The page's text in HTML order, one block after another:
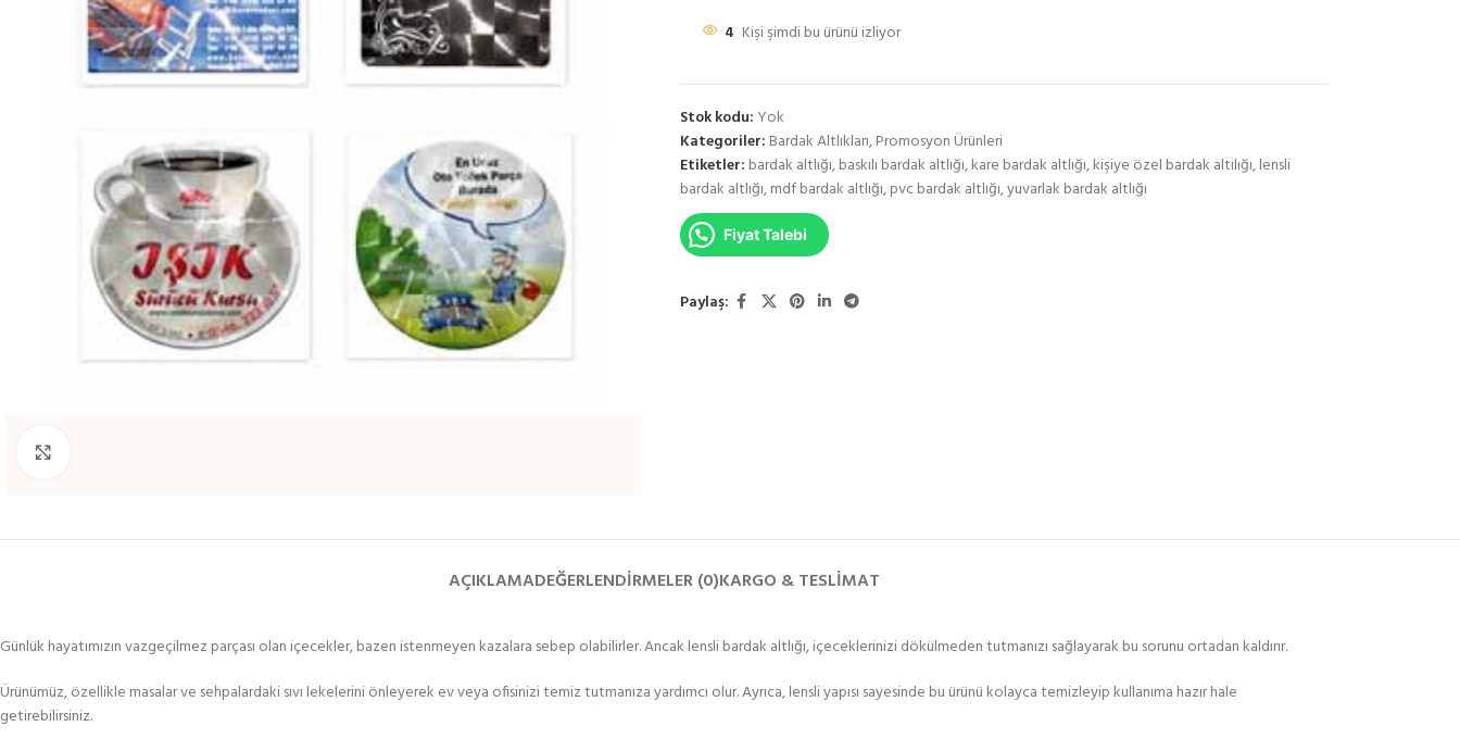
4 Kişi şimdi bu ürünü izliyor
Stok kodu: Yok
Kategoriler: Bardak Altlıkları,Promosyon Ürünleri
Etiketler: bardak altlığı,baskılı bardak altlığı,kare bardak altlığı,kişiye özel bardak altılığı,lensli
bardak altlığı,mdf bardak altlığı,pvc bardak altlığı,yuvarlak bardak altlığı
Fiyat Talebi
Paylaş:
AÇIKLAMADEĞERLENDIRMELER (0)KARGO & TESLIMAT
Günlük hayatımızın vazgeçilmez parçası olan içecekler, bazen istenmeyen kazalara sebep olabilirler. Ancak lensli bardak altlığı, içeceklerinizi dökülmeden tutmanızı sağlayarak bu sorunu ortadan kaldırır.
Ürünümüz, özellikle masalar ve sehpalardaki sıvı lekelerini önleyerek ev veya ofisinizi temiz tutmanıza yardımcı olur. Ayrıca, lensli yapısı sayesinde bu ürünü kolayca temizleyip kullanıma hazır hale
getirebilirsiniz.